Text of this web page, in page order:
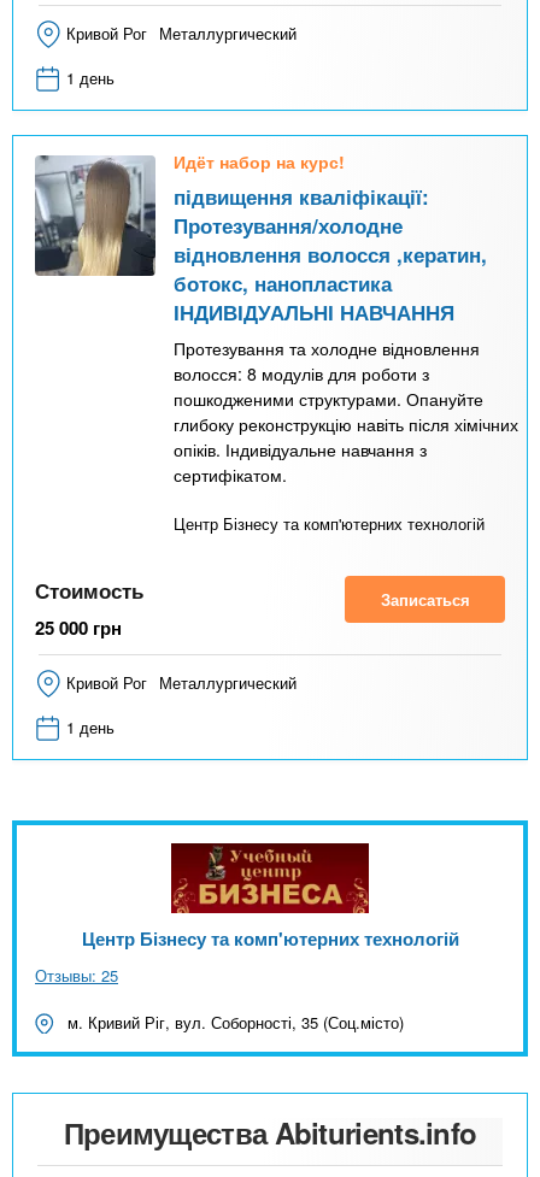
Кривой Рог Металлургический
1 день
Идёт набор на курс!
підвищення кваліфікації:
Протезування/холодне
відновлення волосся ,кератин,
ботокс, нанопластика
ІНДИВІДУАЛЬНІ НАВЧАННЯ
Протезування та холодне відновлення
волосся: 8 модулів для роботи з
пошкодженими структурами. Опануйте
глибоку реконструкцію навіть після хімічних
опіків. Індивідуальне навчання з
сертифікатом.
Центр Бізнесу та комп'ютерних технологій
Стоимость
25 000 грн
Записаться
Кривой Рог Металлургический
1 день
Центр Бізнесу та комп'ютерних технологій
Отзывы: 25
м. Кривий Ріг, вул. Соборності, 35 (Соц.місто)
Преимущества Abiturients.info